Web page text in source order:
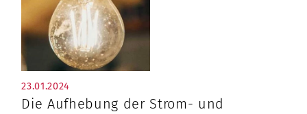
23.01.2024
Die Aufhebung der Strom- und